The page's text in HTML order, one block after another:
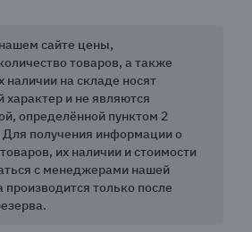
сайте цены,
товаров, а также
на складе носят
и не являются
определённой пунктом 2
Для получения информации о
их наличии и стоимости
с менеджерами нашей
только после